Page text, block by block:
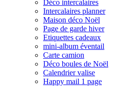
Déco intercalaires
Intercalaires planner
Maison déco Noël
Page de garde hiver
Etiquettes cadeaux
mini-album éventail
Carte camion
Déco boules de Noël
Calendrier valise
Happy mail 1 page